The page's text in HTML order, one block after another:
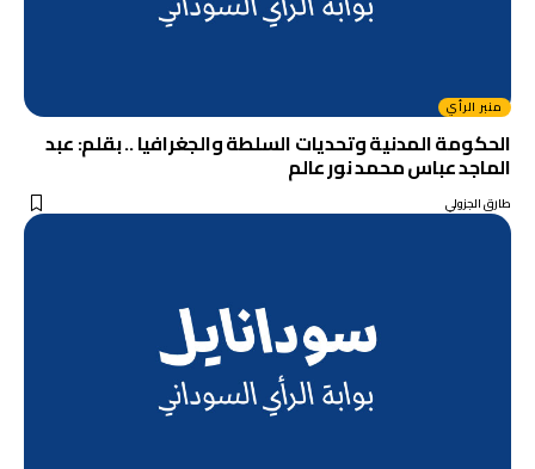
منبر الرأي
الحكومة المدنية وتحديات السلطة والجغرافيا .. بقلم: عبد
الماجد عباس محمد نور عالم
طارق الجزولي